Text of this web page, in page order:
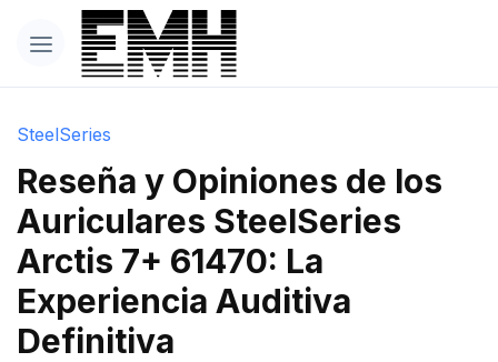
SteelSeries
Reseña y Opiniones de los
Auriculares SteelSeries
Arctis 7+ 61470: La
Experiencia Auditiva
Definitiva